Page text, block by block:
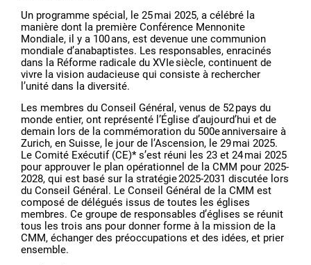
Un programme spécial, le 25 mai 2025, a célébré la
manière dont la première Conférence Mennonite
Mondiale, il y a 100 ans, est devenue une communion
mondiale d’anabaptistes. Les responsables, enracinés
dans la Réforme radicale du XVIe siècle, continuent de
vivre la vision audacieuse qui consiste à rechercher
l’unité dans la diversité.
Les membres du Conseil Général, venus de 52 pays du
monde entier, ont représenté l’Église d’aujourd’hui et de
demain lors de la commémoration du 500e anniversaire à
Zurich, en Suisse, le jour de l’Ascension, le 29 mai 2025.
Le Comité Exécutif (CE)* s’est réuni les 23 et 24 mai 2025
pour approuver le plan opérationnel de la CMM pour 2025-
2028, qui est basé sur la stratégie 2025-2031 discutée lors
du Conseil Général. Le Conseil Général de la CMM est
composé de délégués issus de toutes les églises
membres. Ce groupe de responsables d’églises se réunit
tous les trois ans pour donner forme à la mission de la
CMM, échanger des préoccupations et des idées, et prier
ensemble.